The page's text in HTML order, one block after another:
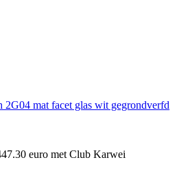
2G04 mat facet glas wit gegrondverfd
euro met Club Karwei